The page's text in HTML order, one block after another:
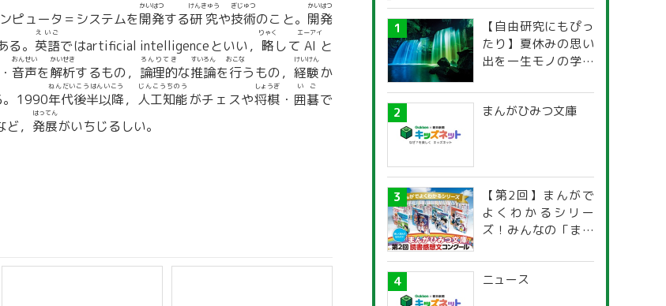
ピュータ＝システムを開発
かいはつ
する研究
けんきゅう
や技術
ぎじゅつ
のこと。 開発
かいはつ
。 英語
えいご
ではartificial intelligenceといい， 略
りゃく
して AI
エーアイ
と
・ 音声
おんせい
を解析
かいせき
するもの， 論理的
ろんりてき
な推論
すいろん
を行
おこな
うもの， 経験
けいけん
か
。1990年代後半以降
ねんだいこうはんいこう
， 人工知能
じんこうちのう
がチェスや将棋
しょうぎ
・ 囲碁
いご
で
， 発展
はってん
がいちじるしい。
【自由研究にもぴっ
たり】夏休みの思い
出を一生モノの学び
探究ガイド
まんがひみつ文庫
【第2回】まんがで
よくわかるシリー
ズ！みんなの「まん
感想文コンクール
ニュース